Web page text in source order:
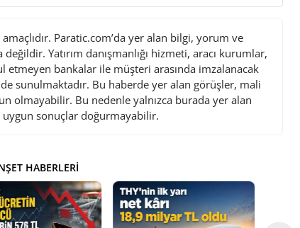
Paratic.com’da yer alan bilgi, yorum ve
değildir. Yatırım danışmanlığı hizmeti, aracı kurumlar,
bankalar ile müşteri arasında imzalanacak
sunulmaktadır. Bu haberde yer alan görüşler, mali
olmayabilir. Bu nedenle yalnızca burada yer alan
uygun sonuçlar doğurmayabilir.
HABERLERI